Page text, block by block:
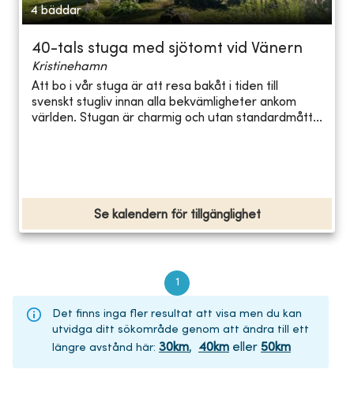
4 bäddar
40-tals stuga med sjötomt vid Vänern
Kristinehamn
Att bo i vår stuga är att resa bakåt i tiden till
svenskt stugliv innan alla bekvämligheter ankom
världen. Stugan är charmig och utan standardmått...
Se kalendern för tillgänglighet
1
Det finns inga fler resultat att visa men du kan
utvidga ditt sökområde genom att ändra till ett
längre avstånd här: 30km, 40km eller 50km